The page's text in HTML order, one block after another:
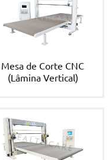
Mesa de Corte CNC
(Lâmina Vertical)